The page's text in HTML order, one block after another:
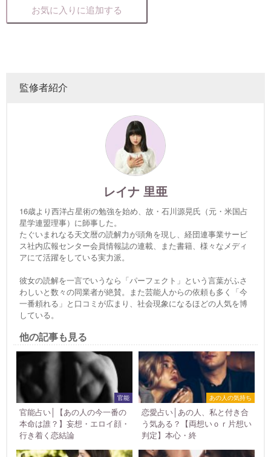
お気に入りに追加する
監修者紹介
レイナ 里亜
16歳より西洋占星術の勉強を始め、故・石川源晃氏（元・米国占
星学連盟理事）に師事した。
たぐいまれなる天文暦の読解力が頭角を現し、経団連事業サービ
ス社内広報センター会員情報誌の連載、また書籍、様々なメディ
アにて活躍をしている実力派。
彼女の読解を一言でいうなら「パーフェクト」という言葉がふさ
わしいと数々の同業者が絶賛。また芸能人からの依頼も多く「今
一番頼れる」と口コミが広まり、社会現象になるほどの人気を博
している。
他の記事も見る
官能
官能占い│【あの人の今一番の
本命は誰？】妄想・エロイ顔・
行き着く恋結論
あの人の気持ち
恋愛占い│あの人、私と付き合
う気ある？【両想いｏｒ片想い
判定】本心・終